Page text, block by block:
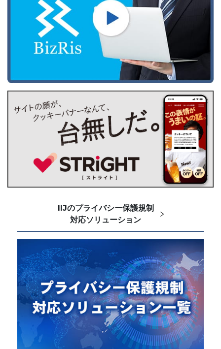
IIJのプライバシー保護規制
対応ソリューション